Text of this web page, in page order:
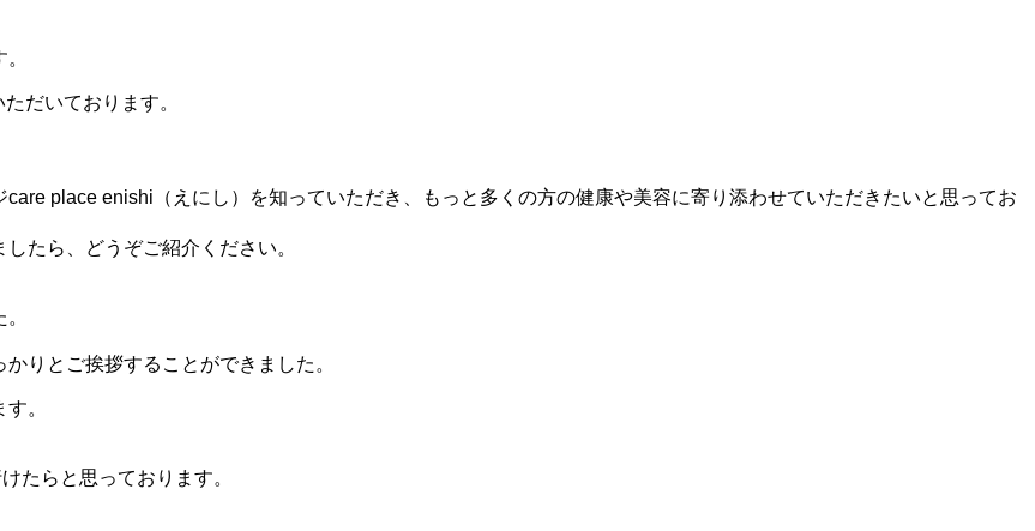
だいております。
place enishi（えにし）を知っていただき、もっと多くの方の健康や美容に寄り添わせていただきたいと思ってお
たら、どうぞご紹介ください。
りとご挨拶することができました。
。
たらと思っております。